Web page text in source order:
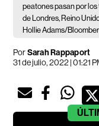
peatones pasan por
de Londres, Reino
Hollie Adams/
PorSarah Rappaport
31 de julio, 2022 | 01:21